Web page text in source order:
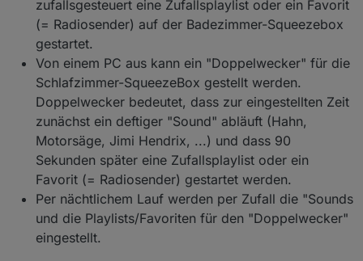
zufallsgesteuert eine Zufallsplaylist oder ein Favorit
(= Radiosender) auf der Badezimmer-Squeezebox
gestartet.
Von einem PC aus kann ein "Doppelwecker" für die
Schlafzimmer-SqueezeBox gestellt werden.
Doppelwecker bedeutet, dass zur eingestellten Zeit
zunächst ein deftiger "Sound" abläuft (Hahn,
Motorsäge, Jimi Hendrix, ...) und dass 90
Sekunden später eine Zufallsplaylist oder ein
Favorit (= Radiosender) gestartet werden.
Per nächtlichem Lauf werden per Zufall die "Sounds
und die Playlists/Favoriten für den "Doppelwecker"
eingestellt.